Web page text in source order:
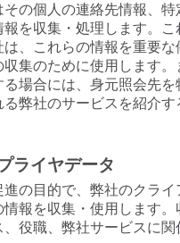
の個人の連絡先情報、
を収集・処理します。
、これらの情報を重要
集のために使用します
場合には、身元照会先
弊社のサービスを紹介
ライヤデータ
の目的で、弊社のクラ
報を収集・使用します
役職、弊社サービスに関